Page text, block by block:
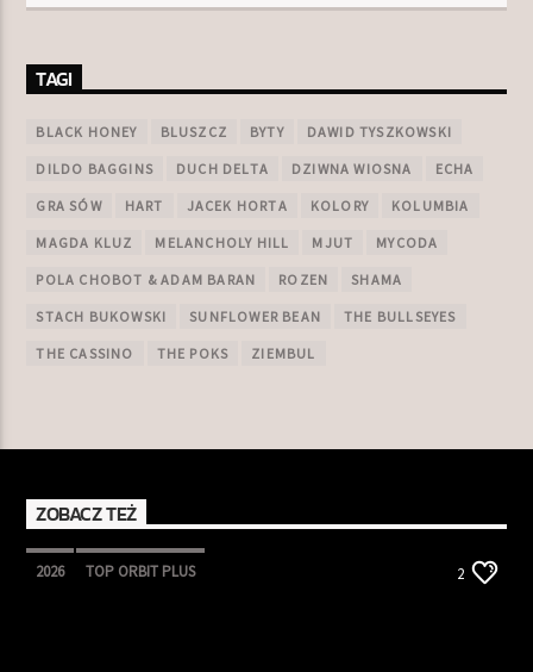
TAGI
BLACK HONEY BLUSZCZ BYTY DAWID TYSZKOWSKI
DILDO BAGGINS DUCH DELTA DZIWNA WIOSNA ECHA
GRA SÓW HART JACEK HORTA KOLORY KOLUMBIA
MAGDA KLUZ MELANCHOLY HILL MJUT MYCODA
POLA CHOBOT & ADAM BARAN ROZEN SHAMA
STACH BUKOWSKI SUNFLOWER BEAN THE BULLSEYES
THE CASSINO THE POKS ZIEMBUL
ZOBACZ TEŻ
2026 TOP ORBIT PLUS 2